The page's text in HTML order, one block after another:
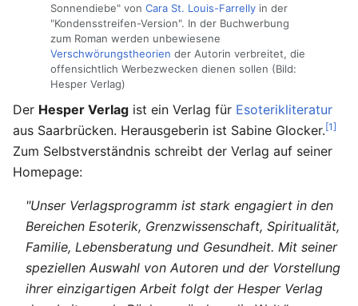
Sonnendiebe" von Cara St. Louis-Farrelly in der
"Kondensstreifen-Version". In der Buchwerbung
zum Roman werden unbewiesene
Verschwörungstheorien der Autorin verbreitet, die
offensichtlich Werbezwecken dienen sollen (Bild:
Hesper Verlag)
Der Hesper Verlag ist ein Verlag für Esoterikliteratur
aus Saarbrücken. Herausgeberin ist Sabine Glocker.[1]
Zum Selbstverständnis schreibt der Verlag auf seiner
Homepage:
"Unser Verlagsprogramm ist stark engagiert in den
Bereichen Esoterik, Grenzwissenschaft, Spiritualität,
Familie, Lebensberatung und Gesundheit. Mit seiner
speziellen Auswahl von Autoren und der Vorstellung
ihrer einzigartigen Arbeit folgt der Hesper Verlag